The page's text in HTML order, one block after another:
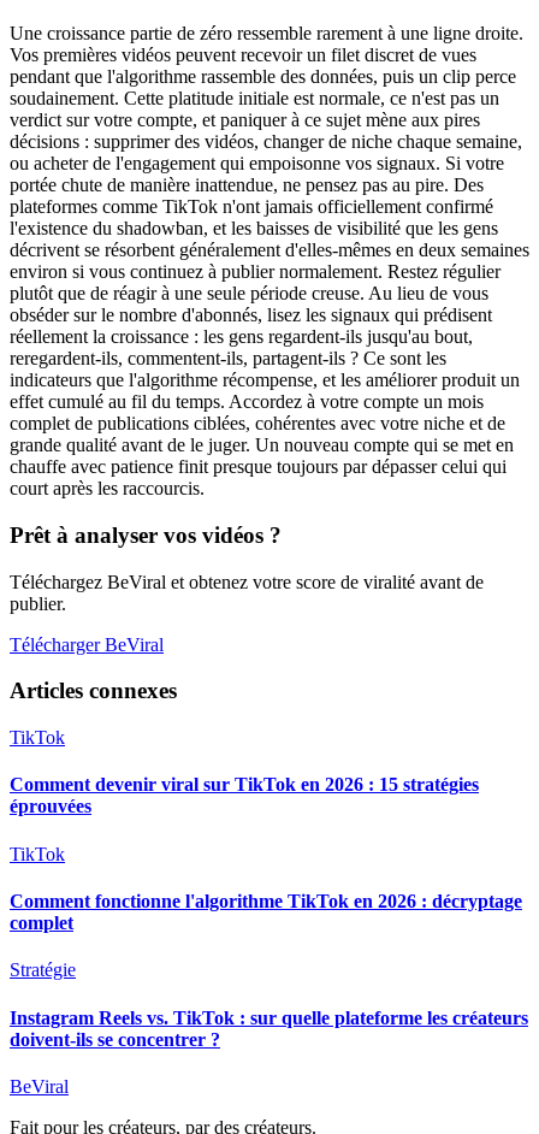
Une croissance partie de zéro ressemble rarement à une ligne droite.
Vos premières vidéos peuvent recevoir un filet discret de vues
pendant que l'algorithme rassemble des données, puis un clip perce
soudainement. Cette platitude initiale est normale, ce n'est pas un
verdict sur votre compte, et paniquer à ce sujet mène aux pires
décisions : supprimer des vidéos, changer de niche chaque semaine,
ou acheter de l'engagement qui empoisonne vos signaux. Si votre
portée chute de manière inattendue, ne pensez pas au pire. Des
plateformes comme TikTok n'ont jamais officiellement confirmé
l'existence du shadowban, et les baisses de visibilité que les gens
décrivent se résorbent généralement d'elles-mêmes en deux semaines
environ si vous continuez à publier normalement. Restez régulier
plutôt que de réagir à une seule période creuse. Au lieu de vous
obséder sur le nombre d'abonnés, lisez les signaux qui prédisent
réellement la croissance : les gens regardent-ils jusqu'au bout,
reregardent-ils, commentent-ils, partagent-ils ? Ce sont les
indicateurs que l'algorithme récompense, et les améliorer produit un
effet cumulé au fil du temps. Accordez à votre compte un mois
complet de publications ciblées, cohérentes avec votre niche et de
grande qualité avant de le juger. Un nouveau compte qui se met en
chauffe avec patience finit presque toujours par dépasser celui qui
court après les raccourcis.
Prêt à analyser vos vidéos ?
Téléchargez BeViral et obtenez votre score de viralité avant de
publier.
Télécharger BeViral
Articles connexes
TikTok
Comment devenir viral sur TikTok en 2026 : 15 stratégies
éprouvées
TikTok
Comment fonctionne l'algorithme TikTok en 2026 : décryptage
complet
Stratégie
Instagram Reels vs. TikTok : sur quelle plateforme les créateurs
doivent-ils se concentrer ?
BeViral
Fait pour les créateurs, par des créateurs.